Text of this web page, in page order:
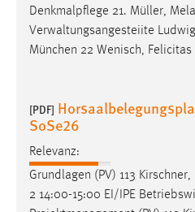
Denkmalpflege 21. Müller,
Verwaltungsangesteiite
München 22 Wenisch, Felicitas
[PDF]
SoSe26
Relevanz:
Grundlagen (PV) 113 Kirschner,
2 14:00-15:00 EI/IPE
STATISTIK
Statistik Cookies erfassen
Diese Informationen helfen
Matomo
Name:
_pk_ref, _pk_cvar, _pk_id,
Zweck: